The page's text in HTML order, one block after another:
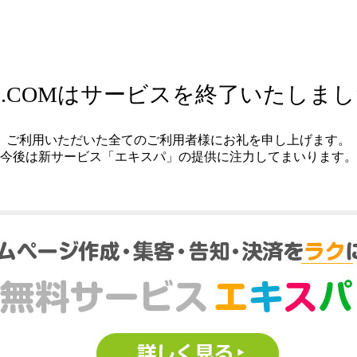
はサービスを終了いたしま
ご利用いただいた全てのご利用者様にお礼を申し上げます。
今後は新サービス「エキスパ」の提供に注力してまいります。